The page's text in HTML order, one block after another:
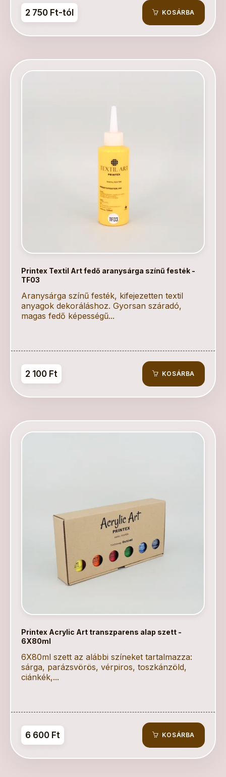
2 750 Ft-tól KOSÁRBA
Printex Textil Art fedő aranysárga színű festék -
TF03
Aranysárga színű festék, kifejezetten textil
anyagok dekoráláshoz. Gyorsan száradó,
magas fedő képességű...
2 100 Ft KOSÁRBA
Printex Acrylic Art transzparens alap szett -
6X80ml
6X80ml szett az alábbi színeket tartalmazza:
sárga, parázsvörös, vérpiros, toszkánzöld,
ciánkék,...
6 600 Ft KOSÁRBA